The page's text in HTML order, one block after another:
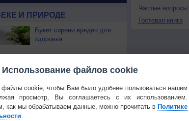
И ПРИРОДЕ
Букет сирени вреден для
здоровья
отпугивают мух и
Что не нужно есть, чтобы
не болеть?
Частые вопросы
Гостевая книга
Использование файлов cookie
cookie, чтобы Вам было удобнее пользоваться нашим
просмотр, Вы соглашаетесь с их использованием.
как мы обрабатываем данные, можно прочитать в Политике
.